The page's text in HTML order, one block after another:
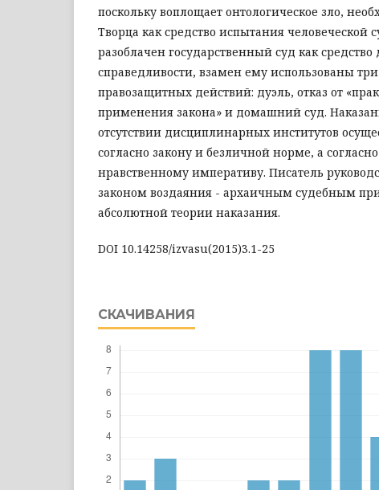
поскольку воплощает онтологическое зло,
Творца как средство испытания человеческой
разоблачен государственный суд как
справедливости, взамен ему использованы
правозащитных действий: дуэль, отказ от
применения закона» и домашний суд.
отсутствии дисциплинарных институтов
согласно закону и безличной норме, а
нравственному императиву. Писатель
законом воздаяния - архаичным судебным
абсолютной теории наказания.
DOI 10.14258/izvasu(2015)3.1-25
СКАЧИВАНИЯ